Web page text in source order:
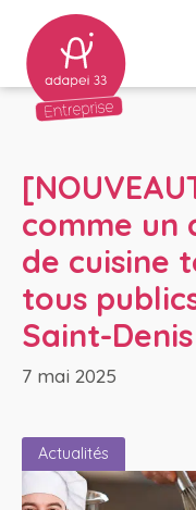
comme un
de cuisine
tous
Saint-
7 mai 2025
Actualités